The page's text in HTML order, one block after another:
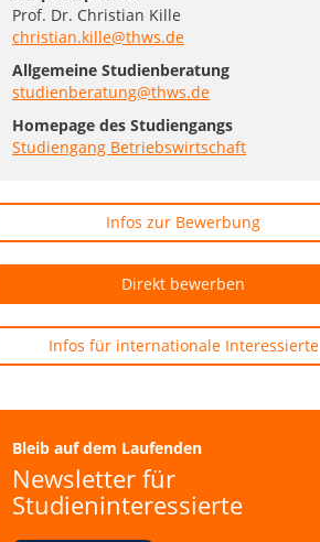
Prof. Dr. Christian Kille
christian.kille@thws.de
Allgemeine Studienberatung
studienberatung@thws.de
Homepage des Studiengangs
Studiengang Betriebswirtschaft
Infos zur Bewerbung
Direkt bewerben
Infos für internationale Interessierte
Bleib auf dem Laufenden
Newsletter für
Studieninteressierte